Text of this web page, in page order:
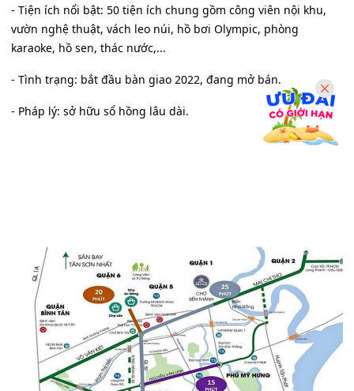
- Tiện ích nổi bật: 50 tiện ích chung gồm công viên nội khu,
vườn nghệ thuật, vách leo núi, hồ bơi Olympic, phòng
karaoke, hồ sen, thác nước,...
- Tình trạng: bắt đầu bàn giao 2022, đang mở bán.
- Pháp lý: sở hữu sổ hồng lâu dài.